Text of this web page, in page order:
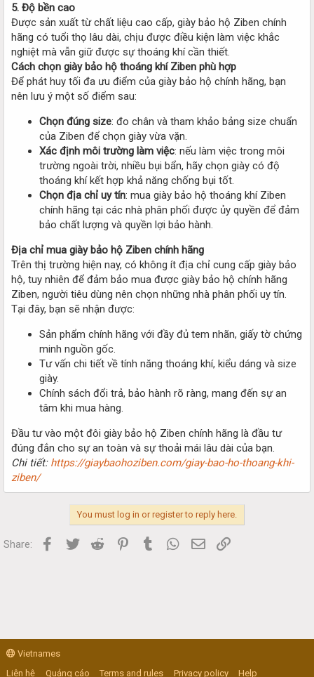
5. Độ bền cao
Được sản xuất từ chất liệu cao cấp, giày bảo hộ Ziben chính
hãng có tuổi thọ lâu dài, chịu được điều kiện làm việc khắc
nghiệt mà vẫn giữ được sự thoáng khí cần thiết.
Cách chọn giày bảo hộ thoáng khí Ziben phù hợp
Để phát huy tối đa ưu điểm của giày bảo hộ chính hãng, bạn
nên lưu ý một số điểm sau:
Chọn đúng size: đo chân và tham khảo bảng size chuẩn
của Ziben để chọn giày vừa vặn.
Xác định môi trường làm việc: nếu làm việc trong môi
trường ngoài trời, nhiều bụi bẩn, hãy chọn giày có độ
thoáng khí kết hợp khả năng chống bụi tốt.
Chọn địa chỉ uy tín: mua giày bảo hộ thoáng khí Ziben
chính hãng tại các nhà phân phối được ủy quyền để đảm
bảo chất lượng và quyền lợi bảo hành.
Địa chỉ mua giày bảo hộ Ziben chính hãng
Trên thị trường hiện nay, có không ít địa chỉ cung cấp giày bảo
hộ, tuy nhiên để đảm bảo mua được giày bảo hộ chính hãng
Ziben, người tiêu dùng nên chọn những nhà phân phối uy tín.
Tại đây, bạn sẽ nhận được:
Sản phẩm chính hãng với đầy đủ tem nhãn, giấy tờ chứng
minh nguồn gốc.
Tư vấn chi tiết về tính năng thoáng khí, kiểu dáng và size
giày.
Chính sách đổi trả, bảo hành rõ ràng, mang đến sự an
tâm khi mua hàng.
Đầu tư vào một đôi giày bảo hộ Ziben chính hãng là đầu tư
đúng đắn cho sự an toàn và sự thoải mái lâu dài của bạn.
Chi tiết: https://giaybaohoziben.com/giay-bao-ho-thoang-khi-
ziben/
You must log in or register to reply here.
Share: Facebook
Twitter Reddit PinterestTumblr WhatsApp
Email
Vietnames
Liên hệ
Quảng cáo Terms and rules Privacy policy
Help